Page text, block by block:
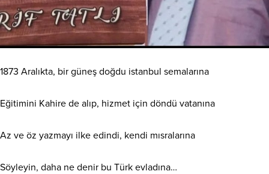
1873 Aralıkta, bir güneş doğdu istanbul semalarına
Eğitimini Kahire de alıp, hizmet için döndü vatanına
Az ve öz yazmayı ilke edindi, kendi mısralarına
Söyleyin, daha ne denir bu Türk evladına…